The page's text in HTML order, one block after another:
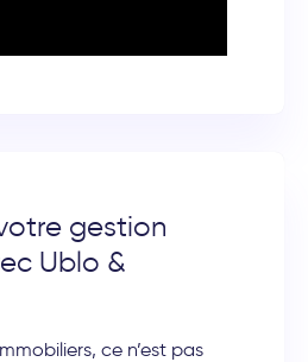
gestion
Ublo &
ce n’est pas